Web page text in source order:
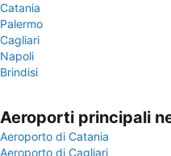
Catania
Palermo
Cagliari
Napoli
Brindisi
Aeroporti principali
Aeroporto di Catania
Aeroporto di Cagliari